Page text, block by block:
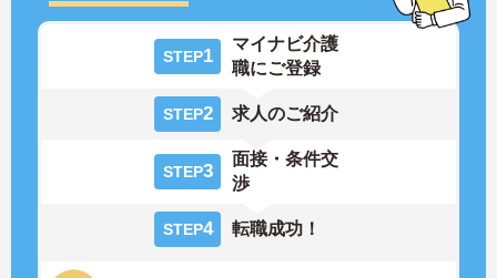
STEP1
マイナビ介護
職にご登録
STEP2 求人のご紹介
STEP3
面接・条件交
渉
STEP4 転職成功！